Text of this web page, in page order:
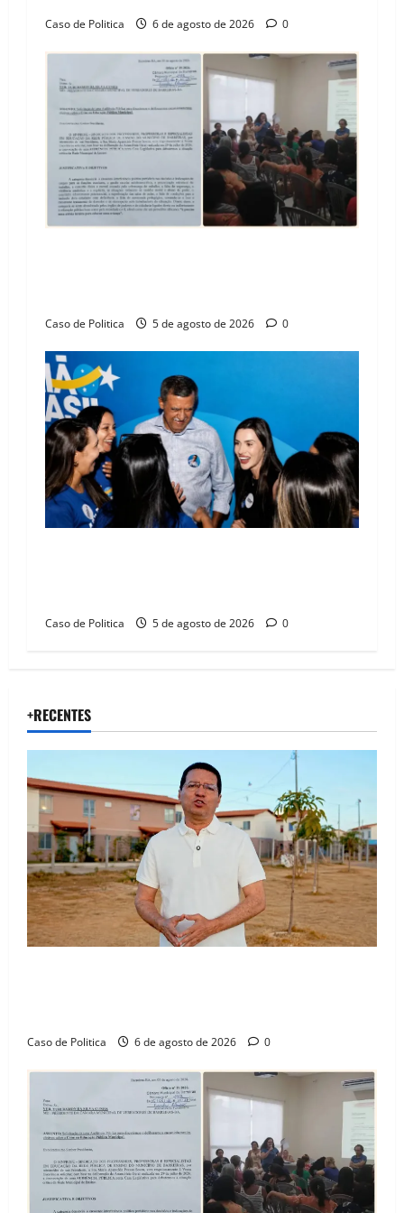
Caso de Politica 6 de agosto de 2026 0
Caso de Politica 5 de agosto de 2026 0
Caso de Politica 5 de agosto de 2026 0
+RECENTES
Caso de Politica 6 de agosto de 2026 0